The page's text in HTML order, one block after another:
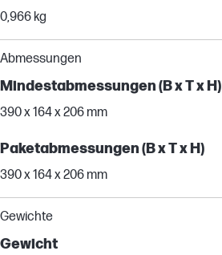
0,966 kg
Abmessungen
Mindestabmessungen (B x T x H)
390 x 164 x 206 mm
Paketabmessungen (B x T x H)
390 x 164 x 206 mm
Gewichte
Gewicht